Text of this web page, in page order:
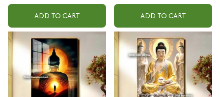
ADD TO CART ADD TO CART